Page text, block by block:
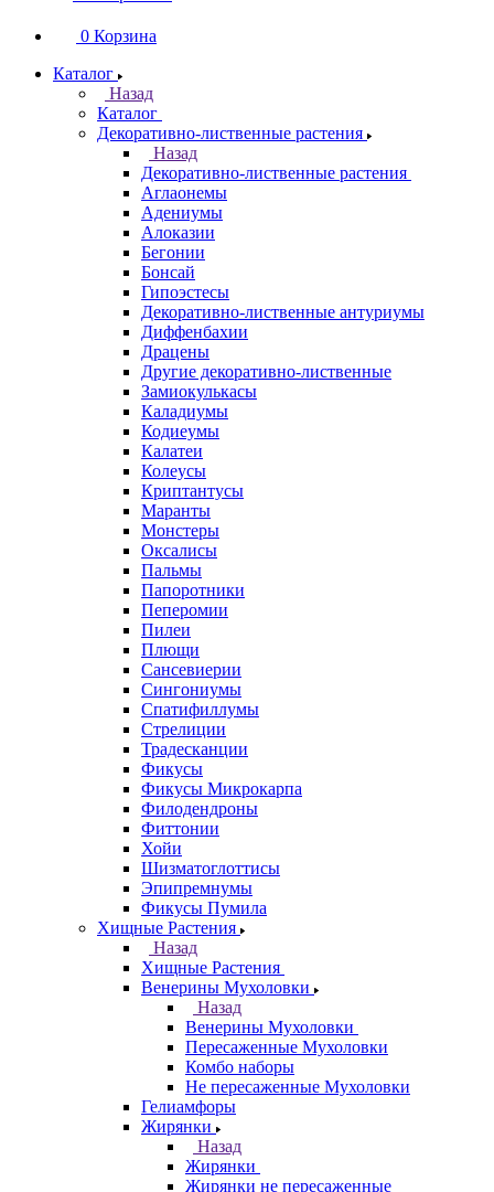
0 Корзина
Каталог
Назад
Каталог
Декоративно-лиственные растения
Назад
Декоративно-лиственные растения
Аглаонемы
Адениумы
Алоказии
Бегонии
Бонсай
Гипоэстесы
Декоративно-лиственные антуриумы
Диффенбахии
Драцены
Другие декоративно-лиственные
Замиокулькасы
Каладиумы
Кодиеумы
Калатеи
Колеусы
Криптантусы
Маранты
Монстеры
Оксалисы
Пальмы
Папоротники
Пеперомии
Пилеи
Плющи
Сансевиерии
Сингониумы
Спатифиллумы
Стрелиции
Традесканции
Фикусы
Фикусы Микрокарпа
Филодендроны
Фиттонии
Хойи
Шизматоглоттисы
Эпипремнумы
Фикусы Пумила
Хищные Растения
Назад
Хищные Растения
Венерины Мухоловки
Назад
Венерины Мухоловки
Пересаженные Мухоловки
Комбо наборы
Не пересаженные Мухоловки
Гелиамфоры
Жирянки
Назад
Жирянки
Жирянки не пересаженные